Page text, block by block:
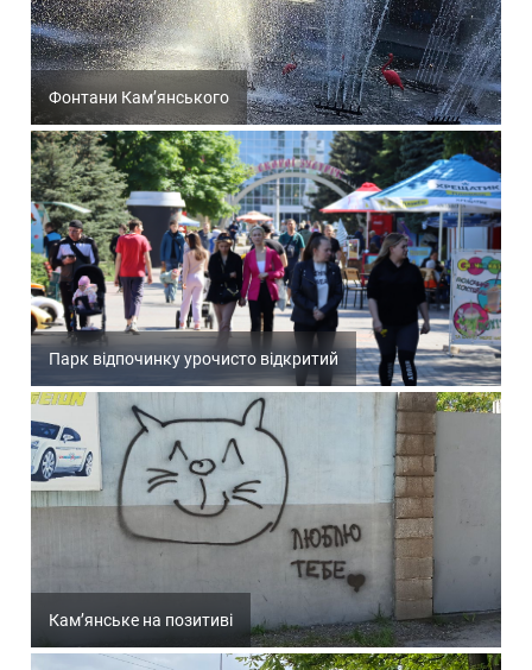
Фонтани Кам’янського
Парк відпочинку урочисто відкритий
Кам’янське на позитиві